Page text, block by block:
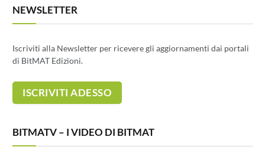
NEWSLETTER
Iscriviti alla Newsletter per ricevere gli aggiornamenti dai portali
di BitMAT Edizioni.
BITMATV – I VIDEO DI BITMAT